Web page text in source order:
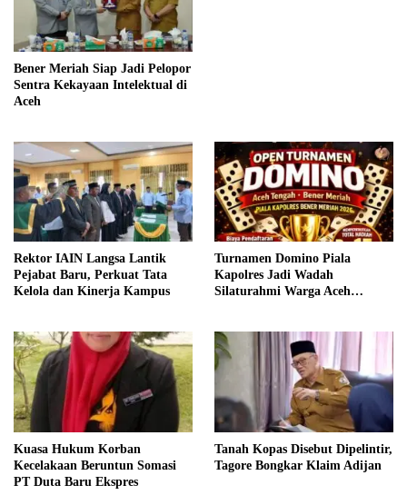
Bener Meriah Siap Jadi Pelopor
Sentra Kekayaan Intelektual di
Aceh
Rektor IAIN Langsa Lantik
Pejabat Baru, Perkuat Tata
Kelola dan Kinerja Kampus
Turnamen Domino Piala
Kapolres Jadi Wadah
Silaturahmi Warga Aceh
Kuasa Hukum Korban
Kecelakaan Beruntun Somasi
PT Duta Baru Ekspres
Tanah Kopas Disebut Dipelintir,
Tagore Bongkar Klaim Adijan